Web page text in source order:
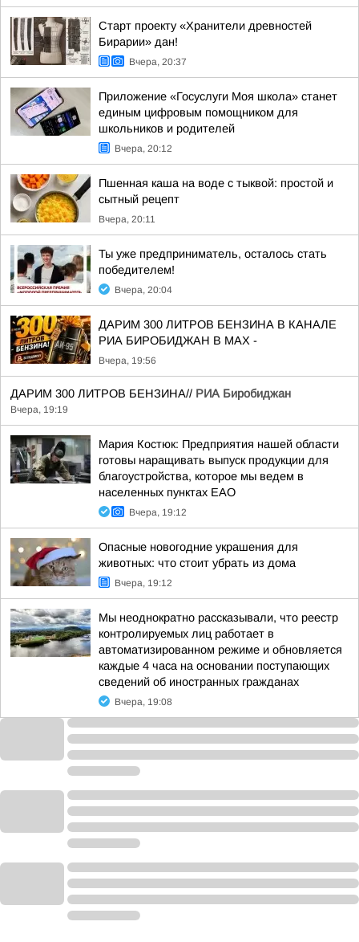
Старт проекту «Хранители древностей
Бирарии» дан!
Вчера, 20:37
Приложение «Госуслуги Моя школа» станет
единым цифровым помощником для
школьников и родителей
Вчера, 20:12
Пшенная каша на воде с тыквой: простой и
сытный рецепт
Вчера, 20:11
Ты уже предприниматель, осталось стать
победителем!
Вчера, 20:04
ДАРИМ 300 ЛИТРОВ БЕНЗИНА В КАНАЛЕ
РИА БИРОБИДЖАН В МАХ -
Вчера, 19:56
ДАРИМ 300 ЛИТРОВ БЕНЗИНА// РИА Биробиджан
Вчера, 19:19
Мария Костюк: Предприятия нашей области
готовы наращивать выпуск продукции для
благоустройства, которое мы ведем в
населенных пунктах ЕАО
Вчера, 19:12
Опасные новогодние украшения для
животных: что стоит убрать из дома
Вчера, 19:12
Мы неоднократно рассказывали, что реестр
контролируемых лиц работает в
автоматизированном режиме и обновляется
каждые 4 часа на основании поступающих
сведений об иностранных гражданах
Вчера, 19:08